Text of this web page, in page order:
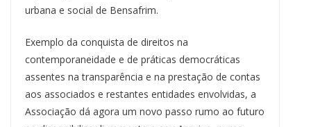
urbana e social de Bensafrim.
Exemplo da conquista de direitos na
contemporaneidade e de práticas democráticas
assentes na transparência e na prestação de contas
aos associados e restantes entidades envolvidas, a
Associação dá agora um novo passo rumo ao futuro